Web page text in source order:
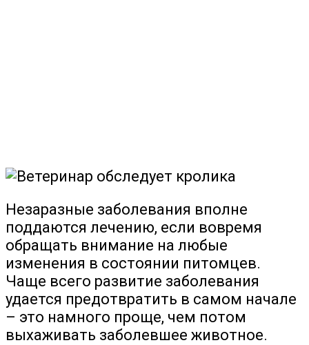
Незаразные заболевания вполне
поддаются лечению, если вовремя
обращать внимание на любые
изменения в состоянии питомцев.
Чаще всего развитие заболевания
удается предотвратить в самом начале
– это намного проще, чем потом
выхаживать заболевшее животное.